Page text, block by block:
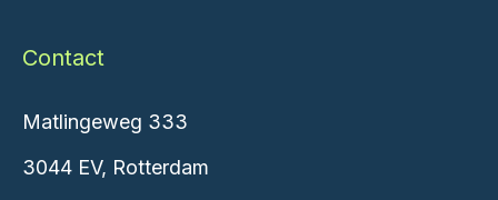
Contact
Matlingeweg 333
3044 EV, Rotterdam